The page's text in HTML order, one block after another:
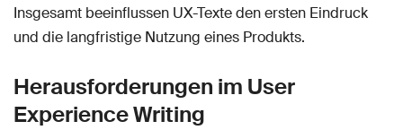
Insgesamt beeinflussen UX-Texte den ersten Eindruck
und die langfristige Nutzung eines Produkts.
Herausforderungen im User
Experience Writing